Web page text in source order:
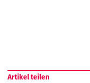
Artikel teilen